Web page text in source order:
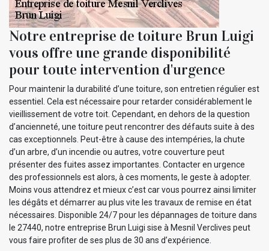
Notre entreprise de toiture Brun Luigi
vous offre une grande disponibilité
pour toute intervention d'urgence
Pour maintenir la durabilité d’une toiture, son entretien régulier est
essentiel. Cela est nécessaire pour retarder considérablement le
vieillissement de votre toit. Cependant, en dehors de la question
d’ancienneté, une toiture peut rencontrer des défauts suite à des
cas exceptionnels. Peut-être à cause des intempéries, la chute
d’un arbre, d’un incendie ou autres, votre couverture peut
présenter des fuites assez importantes. Contacter en urgence
des professionnels est alors, à ces moments, le geste à adopter.
Moins vous attendrez et mieux c’est car vous pourrez ainsi limiter
les dégâts et démarrer au plus vite les travaux de remise en état
nécessaires. Disponible 24/7 pour les dépannages de toiture dans
le 27440, notre entreprise Brun Luigi sise à Mesnil Verclives peut
vous faire profiter de ses plus de 30 ans d’expérience.